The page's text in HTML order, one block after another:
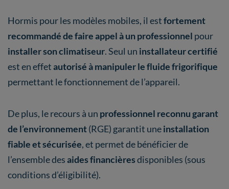
Hormis pour les modèles mobiles, il estfortement
recommandé de faire appel à un professionnel pour
installer son climatiseur. Seul un installateur certifié
est en effetautorisé à manipuler le fluide frigorifique
permettant le fonctionnement de l’appareil.
De plus, le recours à un professionnel reconnu garant
de l’environnement(RGE) garantit uneinstallation
fiable et sécurisée, et permet de bénéficier de
l’ensemble desaides financièresdisponibles (sous
conditions d’éligibilité).